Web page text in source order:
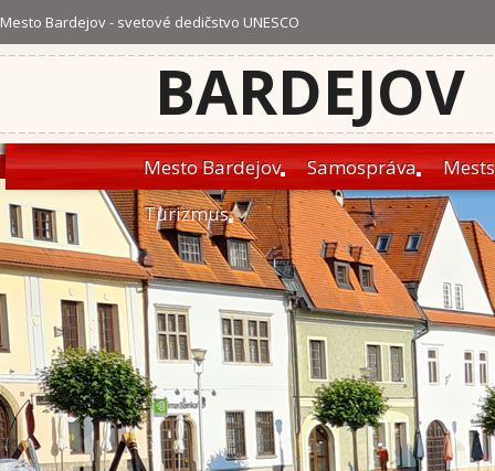
Mesto Bardejov - svetové dedičstvo UNESCO
BARDEJOV
Mesto Bardejov Samospráva
Turizmus